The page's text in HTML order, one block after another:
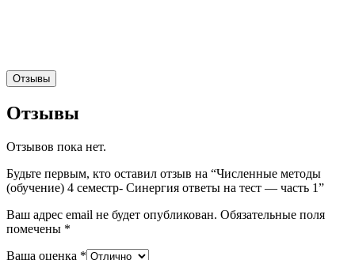
Отзывы
Отзывы
Отзывов пока нет.
Будьте первым, кто оставил отзыв на “Численные методы
(обучение) 4 семестр- Синергия ответы на тест — часть 1”
Ваш адрес email не будет опубликован. Обязательные поля
помечены *
Ваша оценка *